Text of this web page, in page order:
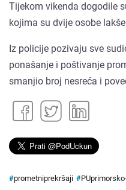
Tijekom vikenda dogodile
kojima su dvije osobe
Iz policije pozivaju sve
ponašanje i poštivanje
smanjio broj nesreća i
#prometniprekršaji #